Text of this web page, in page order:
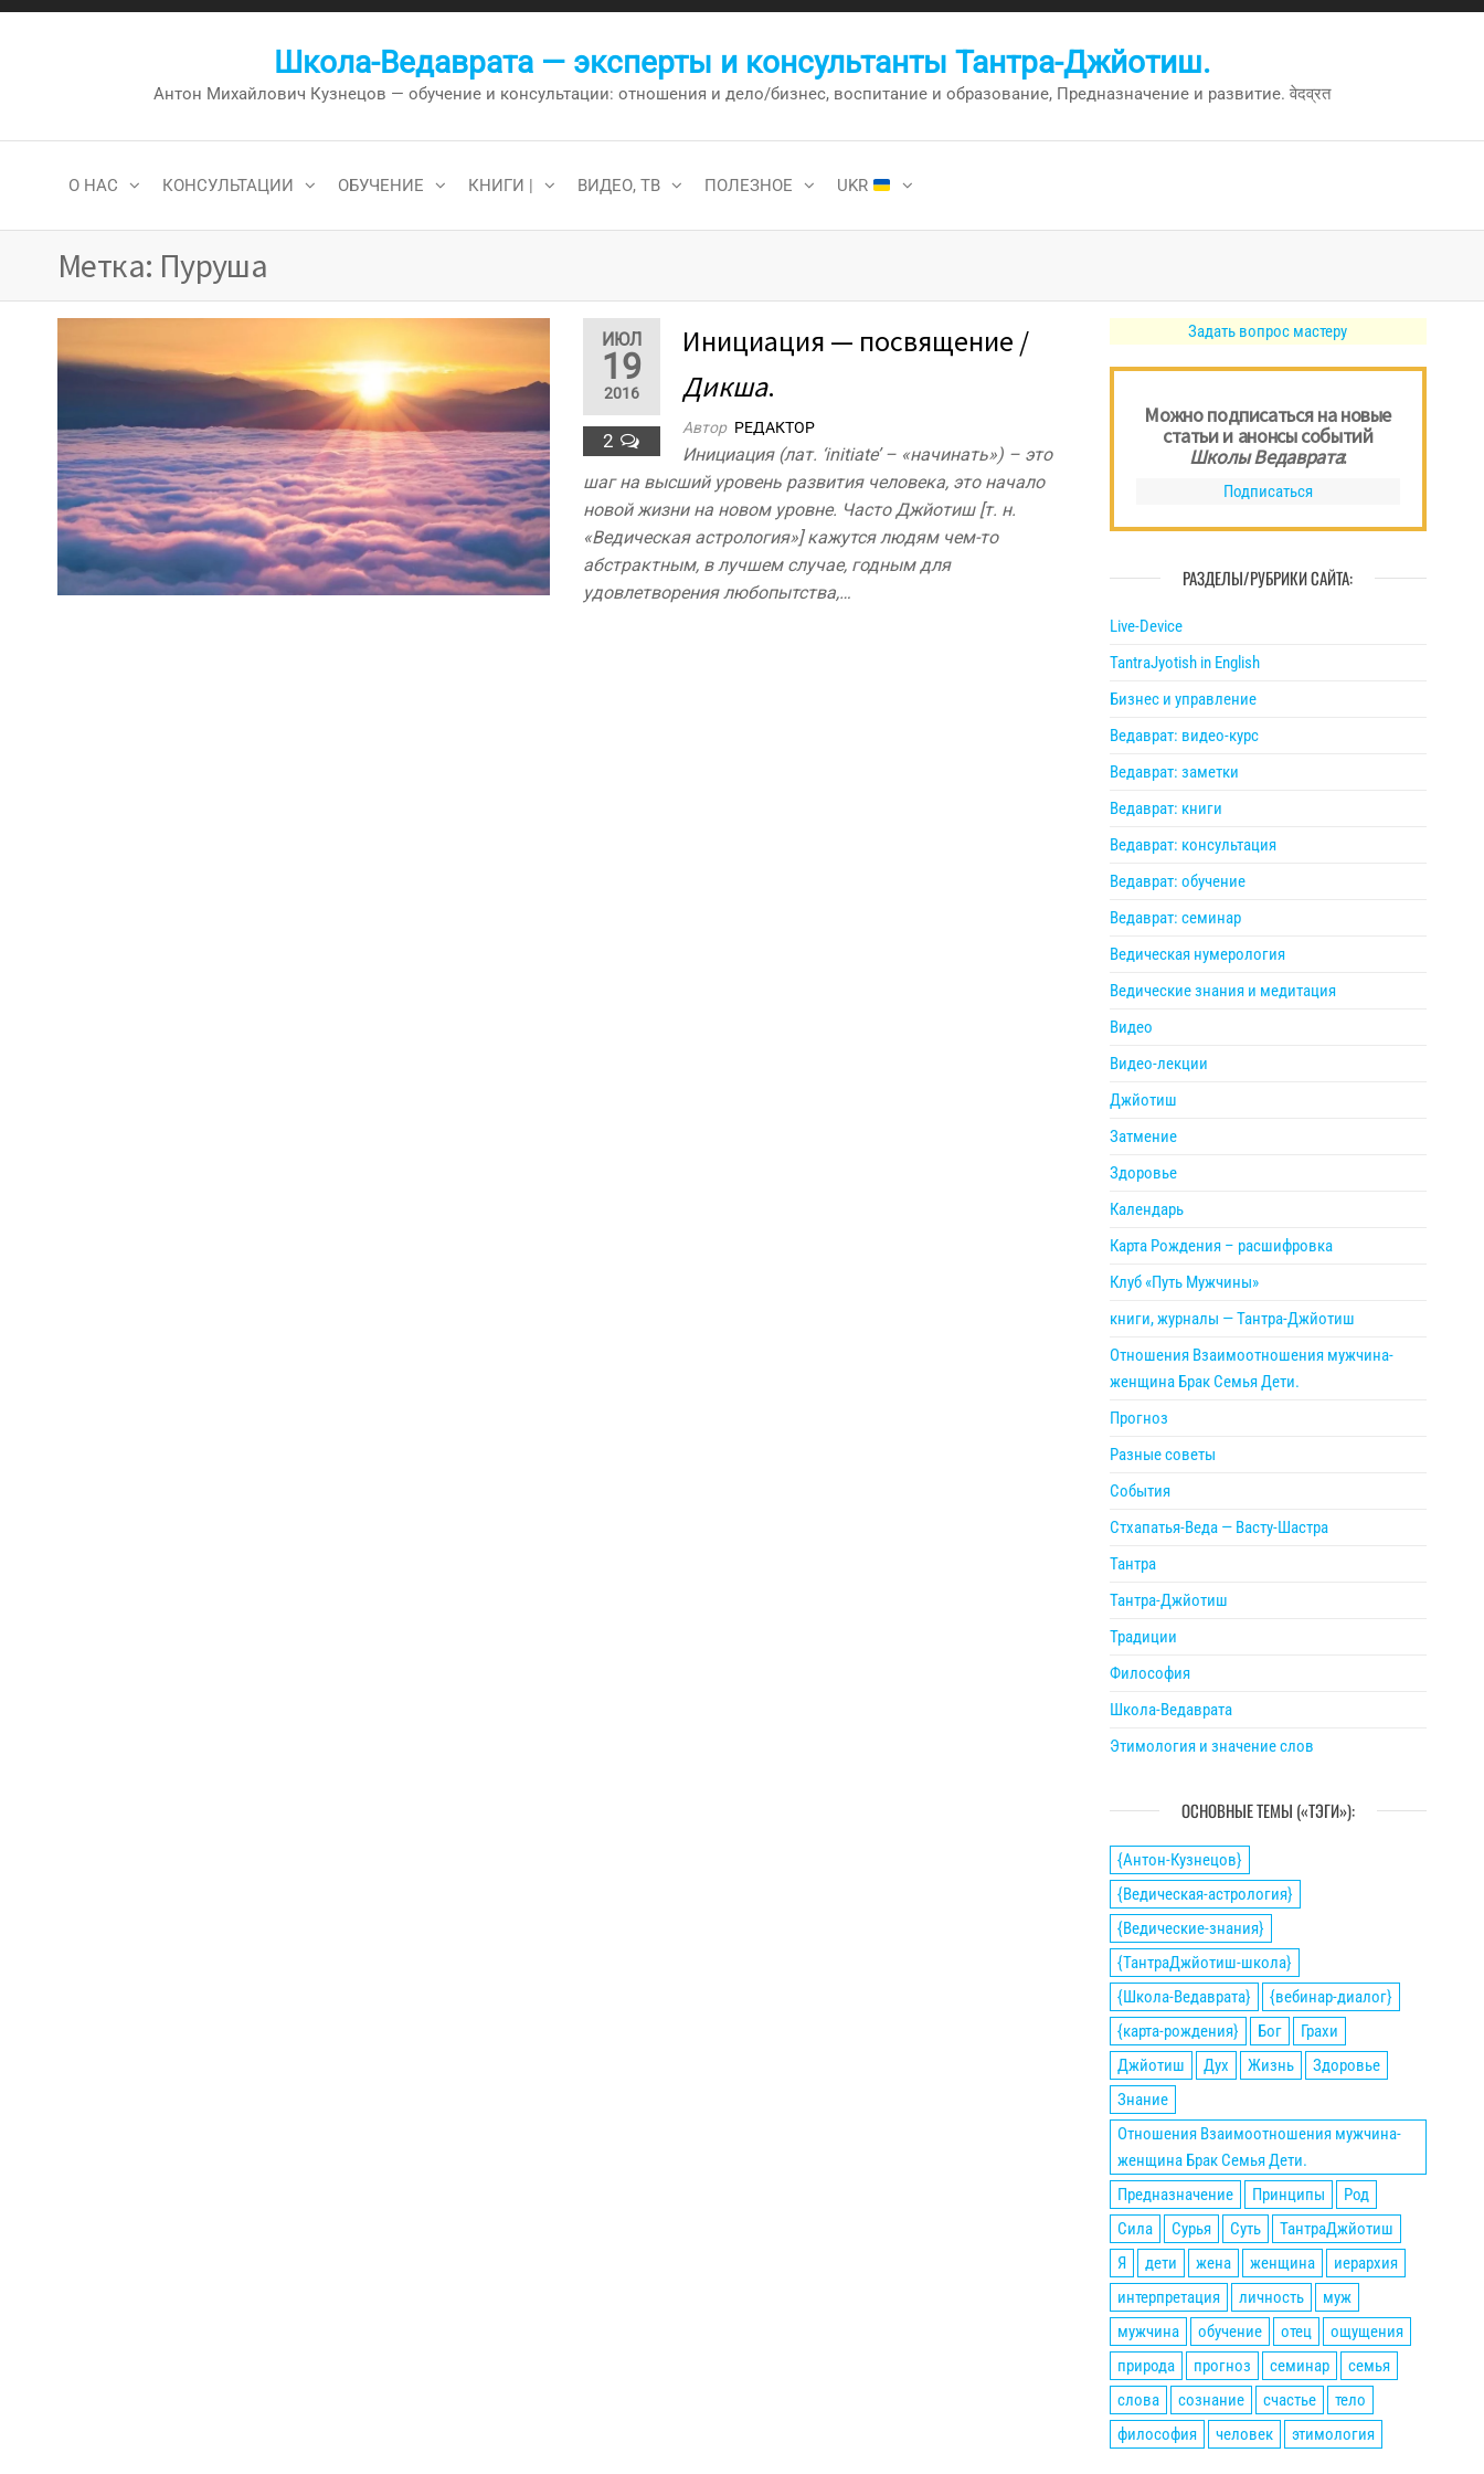
Перейти
Школа-Ведаврата — эксперты и консультанты Тантра-Джйотиш.
Антон Михайлович Кузнецов — обучение и консультации: отношения и дело/бизнес, воспитание и образование, Предназначение и развитие. वेदव्रत
О НАС КОНСУЛЬТАЦИИ ОБУЧЕНИЕ КНИГИ | ВИДЕО, ТВ ПОЛЕЗНОЕ UKR
Метка: Пуруша
ИЮЛ
19
2016
2
Инициация — посвящение /
Дикша.
Автор РЕДАКТОР
Инициация (лат. ‘initiate’ – «начинать») – это
шаг на высший уровень развития человека, это начало
новой жизни на новом уровне. Часто Джйотиш [т. н.
«Ведическая астрология»] кажутся людям чем-то
абстрактным, в лучшем случае, годным для
удовлетворения любопытства,…
Задать вопрос мастеру
Можно подписаться на новые
статьи и анонсы событий
Школы Ведаврата:
Подписаться
РАЗДЕЛЫ/РУБРИКИ САЙТА:
Live-Device
TantraJyotish in English
Бизнес и управление
Ведаврат: видео-курс
Ведаврат: заметки
Ведаврат: книги
Ведаврат: консультация
Ведаврат: обучение
Ведаврат: семинар
Ведическая нумерология
Ведические знания и медитация
Видео
Видео-лекции
Джйотиш
Затмение
Здоровье
Календарь
Карта Рождения – расшифровка
Клуб «Путь Мужчины»
книги, журналы — Тантра-Джйотиш
Отношения Взаимоотношения мужчина-
женщина Брак Семья Дети.
Прогноз
Разные советы
События
Стхапатья-Веда — Васту-Шастра
Тантра
Тантра-Джйотиш
Традиции
Философия
Школа-Ведаврата
Этимология и значение слов
ОСНОВНЫЕ ТЕМЫ («ТЭГИ»):
{Антон-Кузнецов}
{Ведическая-астрология}
{Ведические-знания}
{ТантраДжйотиш-школа}
{Школа-Ведаврата}
{вебинар-диалог}
{карта-рождения}
Бог
Грахи
Джйотиш
Дух Жизнь
Здоровье
Знание
Отношения Взаимоотношения мужчина-
женщина Брак Семья Дети.
Предназначение
Принципы
Род
Сила
Сурья Суть
ТантраДжйотиш
Я
дети жена женщина
иерархия
интерпретация
личность
муж
мужчина
обучение отец
ощущения
природа
прогноз семинар
семья
слова
сознание счастье
тело
философия
человек этимология